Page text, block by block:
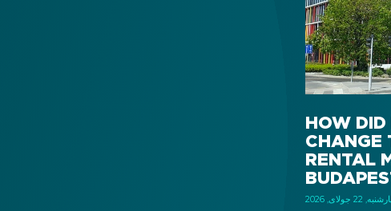
HOW
CHANGE
RENTAL
22 جولای, 2026